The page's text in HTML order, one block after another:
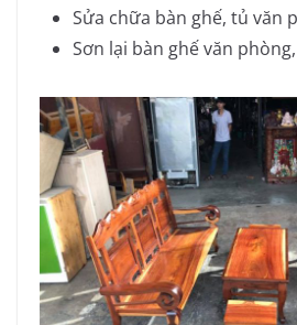
Sửa chữa bàn ghế, tủ văn
Sơn lại bàn ghế văn